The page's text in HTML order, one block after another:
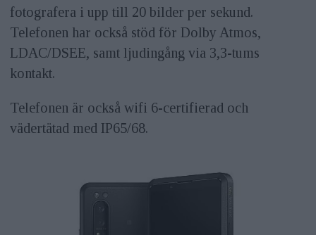
fotografera i upp till 20 bilder per sekund.
Telefonen har också stöd för Dolby Atmos,
LDAC/DSEE, samt ljudingång via 3,3-tums
kontakt.
Telefonen är också wifi 6-certifierad och
vädertätad med IP65/68.